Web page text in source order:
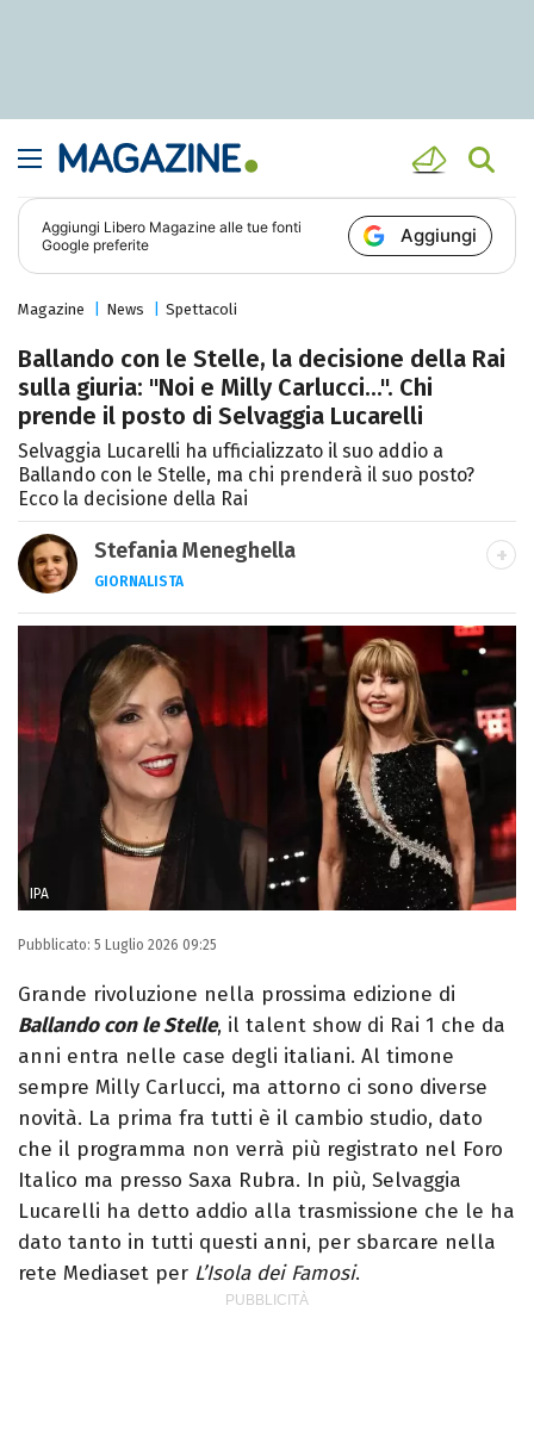
Aggiungi Libero Magazine alle tue fonti
Google preferite
Aggiungi
Magazine News Spettacoli
Ballando con le Stelle, la decisione della Rai
sulla giuria: "Noi e Milly Carlucci...". Chi
prende il posto di Selvaggia Lucarelli
Selvaggia Lucarelli ha ufficializzato il suo addio a
Ballando con le Stelle, ma chi prenderà il suo posto?
Ecco la decisione della Rai
Stefania Meneghella
GIORNALISTA
Giornalista pubblicista, scrittrice e critica
d’arte, sono autrice di quattro romanzi e
fondatrice di Kosmo Magazine
IPA
Pubblicato: 5 Luglio 2026 09:25
Grande rivoluzione nella prossima edizione di
Ballando con le Stelle, il talent show di Rai 1 che da
anni entra nelle case degli italiani. Al timone
sempre Milly Carlucci, ma attorno ci sono diverse
novità. La prima fra tutti è il cambio studio, dato
che il programma non verrà più registrato nel Foro
Italico ma presso Saxa Rubra. In più, Selvaggia
Lucarelli ha detto addio alla trasmissione che le ha
dato tanto in tutti questi anni, per sbarcare nella
rete Mediaset per L’Isola dei Famosi.